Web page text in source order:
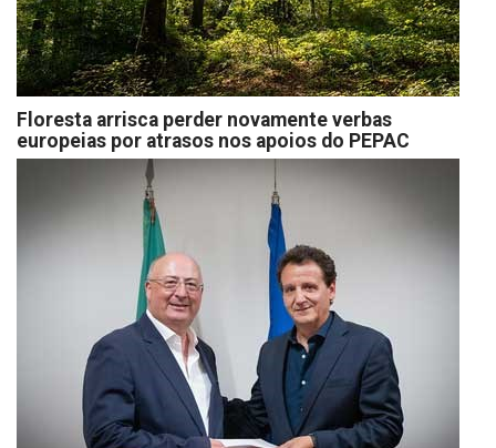
Floresta arrisca perder novamente verbas
europeias por atrasos nos apoios do PEPAC